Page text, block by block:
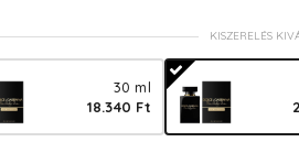
KISZERELÉS
30 ml
18.340 Ft